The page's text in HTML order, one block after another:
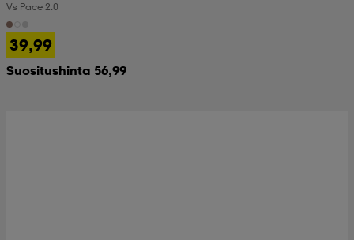
Vs Pace 2.0
39,99
Suositushinta 56,99